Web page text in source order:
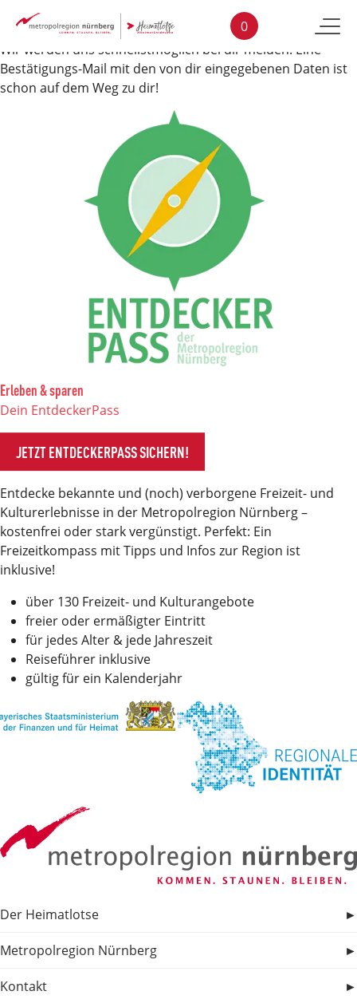
Skip to main content
0
VIELEN DANK FÜR DEINE NACHRICHT!
Wir werden uns schnellstmöglich bei dir melden. Eine
Bestätigungs-Mail mit den von dir eingegebenen Daten ist
schon auf dem Weg zu dir!
Erleben & sparen
Dein EntdeckerPass
JETZT ENTDECKERPASS SICHERN!
Entdecke bekannte und (noch) verborgene Freizeit- und
Kulturerlebnisse in der Metropolregion Nürnberg –
kostenfrei oder stark vergünstigt. Perfekt: Ein
Freizeitkompass mit Tipps und Infos zur Region ist
inklusive!
über 130 Freizeit- und Kulturangebote
freier oder ermäßigter Eintritt
für jedes Alter & jede Jahreszeit
Reiseführer inklusive
gültig für ein Kalenderjahr
Der Heimatlotse
Metropolregion Nürnberg
Kontakt